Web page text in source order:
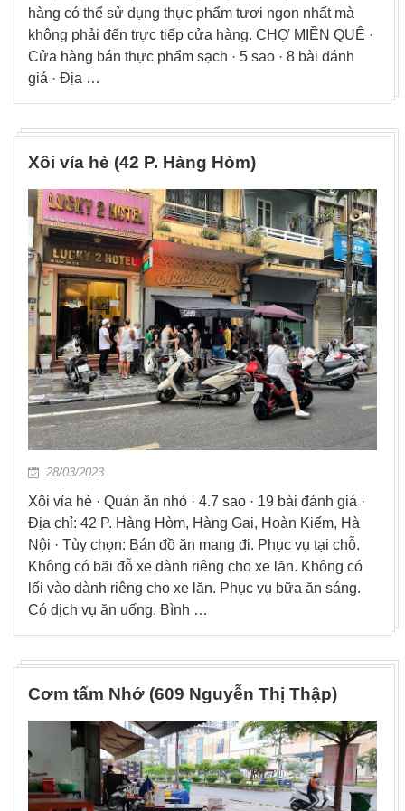
hàng có thể sử dụng thực phẩm tươi ngon nhất mà
không phải đến trực tiếp cửa hàng. CHỢ MIỀN QUÊ ·
Cửa hàng bán thực phẩm sạch · 5 sao · 8 bài đánh
giá · Địa …
Xôi vỉa hè (42 P. Hàng Hòm)
28/03/2023
Xôi vỉa hè · Quán ăn nhỏ · 4.7 sao · 19 bài đánh giá ·
Địa chỉ: 42 P. Hàng Hòm, Hàng Gai, Hoàn Kiếm, Hà
Nội · Tùy chọn: Bán đồ ăn mang đi. Phục vụ tại chỗ.
Không có bãi đỗ xe dành riêng cho xe lăn. Không có
lối vào dành riêng cho xe lăn. Phục vụ bữa ăn sáng.
Có dịch vụ ăn uống. Bình …
Cơm tấm Nhớ (609 Nguyễn Thị Thập)